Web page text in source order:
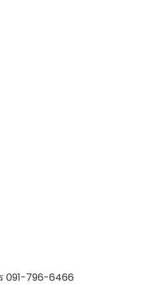
091-796-6466